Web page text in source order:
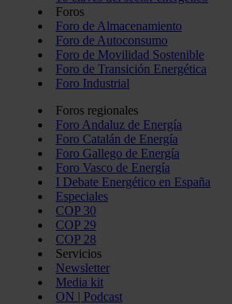
Foros
Foro de Almacenamiento
Foro de Autoconsumo
Foro de Movilidad Sostenible
Foro de Transición Energética
Foro Industrial
Foros regionales
Foro Andaluz de Energía
Foro Catalán de Energía
Foro Gallego de Energía
Foro Vasco de Energía
I Debate Energético en España
Especiales
COP 30
COP 29
COP 28
Servicios
Newsletter
Media kit
ON | Podcast